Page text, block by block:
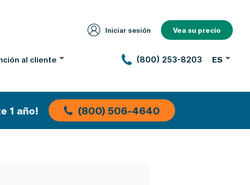
Iniciar sesión Vea su precio
al cliente (800) 253-8203 ES
1 año! (800) 506-4640